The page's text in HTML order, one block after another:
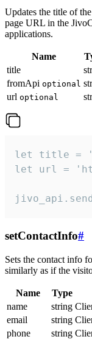
Updates the title of
page URL in the
applications.
Name
title
fromApi optional
url optional
let title =
let url =
setContactInfo#
Sets the contact info
similarly as if the
Name Type
name
string
email
string
phone
string